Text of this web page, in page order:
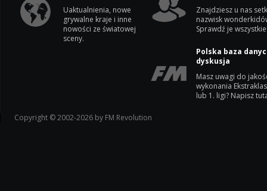
Uaktualnienia, nowe
grywalne kraje i inne
nowości ze światowej
sceny.
Znajdziesz u nas
nazwisk
Sprawdź je
Polska baza
dyskusja
Masz uwagi do
wykonania
lub 1. ligi? Napisz
Copyright © 2002-2026 by FM Revolution